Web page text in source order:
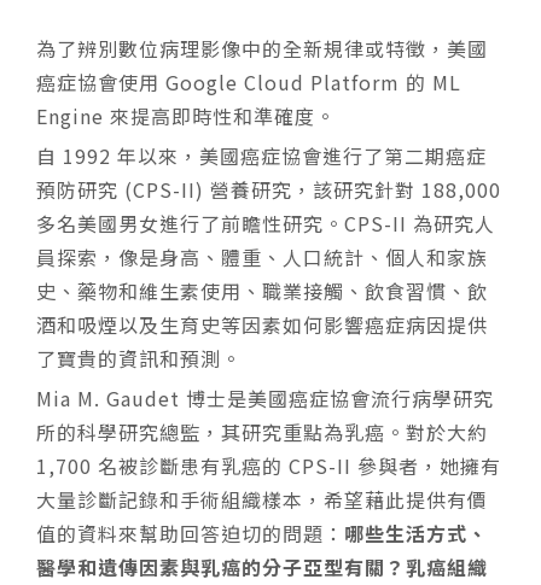
為了辨別數位病理影像中的全新規律或特徵，美國
癌症協會使用 Google Cloud Platform 的 ML
Engine 來提高即時性和準確度。
自 1992 年以來，美國癌症協會進行了第二期癌症
預防研究 (CPS-II) 營養研究，該研究針對 188,000
多名美國男女進行了前瞻性研究。CPS-II 為研究人
員探索，像是身高、體重、人口統計、個人和家族
史、藥物和維生素使用、職業接觸、飲食習慣、飲
酒和吸煙以及生育史等因素如何影響癌症病因提供
了寶貴的資訊和預測。
Mia M. Gaudet 博士是美國癌症協會流行病學研究
所的科學研究總監，其研究重點為乳癌。對於大約
1,700 名被診斷患有乳癌的 CPS-II 參與者，她擁有
大量診斷記錄和手術組織樣本，希望藉此提供有價
值的資料來幫助回答迫切的問題： 哪些生活方式、
醫學和遺傳因素與乳癌的分子亞型有關？乳癌組織